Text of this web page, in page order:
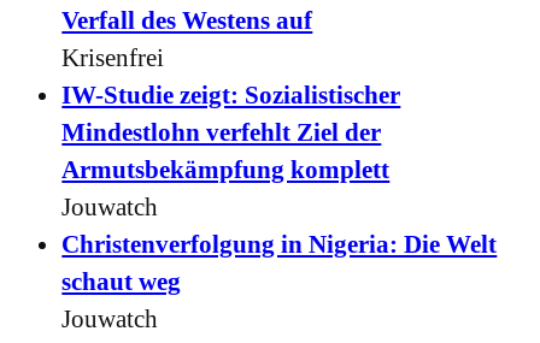
Verfall des Westens auf
Krisenfrei
IW-Studie zeigt: Sozialistischer
Mindestlohn verfehlt Ziel der
Armutsbekämpfung komplett
Jouwatch
Christenverfolgung in Nigeria: Die Welt
schaut weg
Jouwatch